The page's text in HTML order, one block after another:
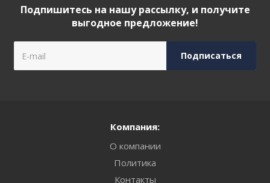
Подпишитесь на нашу рассылку, и получите
выгодное предложение!
Компания:
О компании
Политика
Контакты